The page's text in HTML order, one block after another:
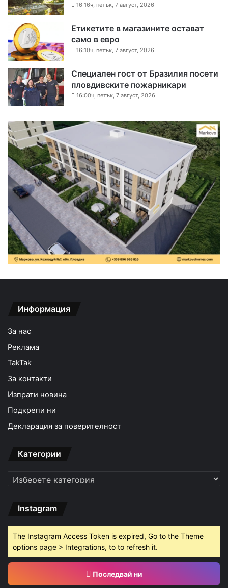
16:16ч, петък, 7 август, 2026
Етикетите в магазините остават
само в евро
16:10ч, петък, 7 август, 2026
Специален гост от Бразилия посети
пловдивските пожарникари
16:00ч, петък, 7 август, 2026
Информация
За нас
Реклама
TakTak
За контакти
Изпрати новина
Подкрепи ни
Декларация за поверителност
Категории
Категории
Instagram
The Instagram Access Token is expired, Go to the Theme
options page > Integrations, to to refresh it.
Последвай ни